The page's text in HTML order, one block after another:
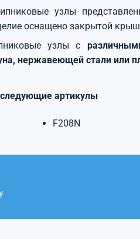
узлы
оснащено закрытой
узлы с
нержавеющей стали или
артикулы
F208N